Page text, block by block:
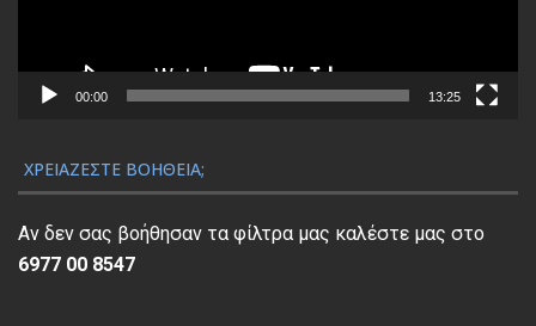
μ
ν
α
π
α
00:00 13:25
ΧΡΕΙΆΖΕΣΤΕ ΒΟΉΘΕΙΑ;
Αν δεν σας βοήθησαν τα φίλτρα μας καλέστε μας στο
6977 00 8547